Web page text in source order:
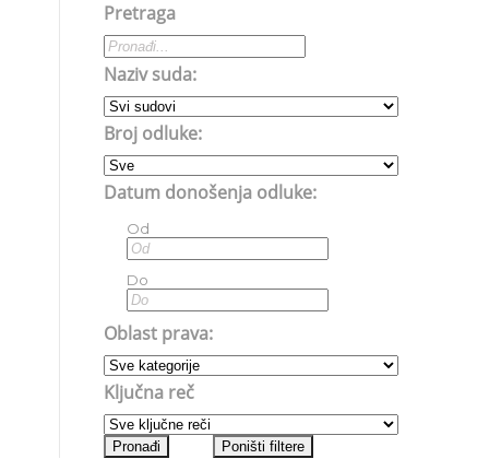
Pretraga
Naziv suda:
Broj odluke:
Datum donošenja odluke:
Od
Do
Oblast prava:
Ključna reč